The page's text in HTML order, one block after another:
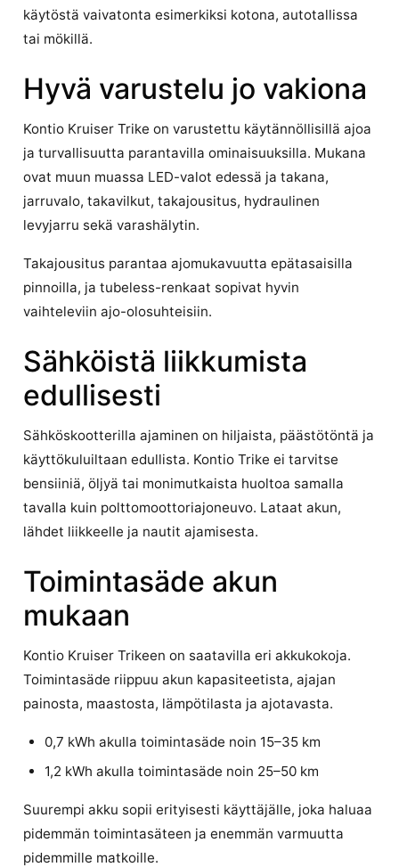
käytöstä vaivatonta esimerkiksi kotona, autotallissa
tai mökillä.
Hyvä varustelu jo vakiona
Kontio Kruiser Trike on varustettu käytännöllisillä ajoa
ja turvallisuutta parantavilla ominaisuuksilla. Mukana
ovat muun muassa LED-valot edessä ja takana,
jarruvalo, takavilkut, takajousitus, hydraulinen
levyjarru sekä varashälytin.
Takajousitus parantaa ajomukavuutta epätasaisilla
pinnoilla, ja tubeless-renkaat sopivat hyvin
vaihteleviin ajo-olosuhteisiin.
Sähköistä liikkumista
edullisesti
Sähköskootterilla ajaminen on hiljaista, päästötöntä ja
käyttökuluiltaan edullista. Kontio Trike ei tarvitse
bensiiniä, öljyä tai monimutkaista huoltoa samalla
tavalla kuin polttomoottoriajoneuvo. Lataat akun,
lähdet liikkeelle ja nautit ajamisesta.
Toimintasäde akun
mukaan
Kontio Kruiser Trikeen on saatavilla eri akkukokoja.
Toimintasäde riippuu akun kapasiteetista, ajajan
painosta, maastosta, lämpötilasta ja ajotavasta.
0,7 kWh akulla toimintasäde noin 15–35 km
1,2 kWh akulla toimintasäde noin 25–50 km
Suurempi akku sopii erityisesti käyttäjälle, joka haluaa
pidemmän toimintasäteen ja enemmän varmuutta
pidemmille matkoille.